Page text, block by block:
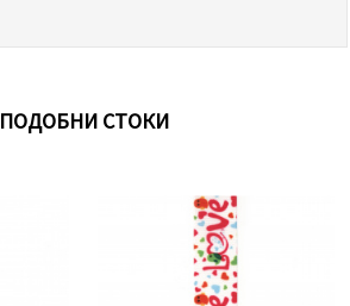
ПОДОБНИ СТОКИ